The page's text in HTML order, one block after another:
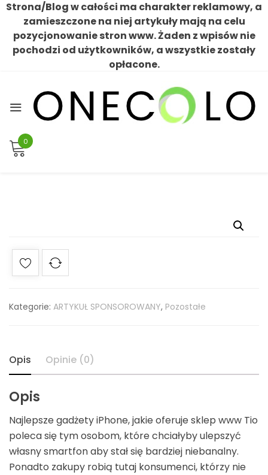
Strona/Blog w całości ma charakter reklamowy, a
zamieszczone na niej artykuły mają na celu
pozycjonowanie stron www. Żaden z wpisów nie
pochodzi od użytkowników, a wszystkie zostały
opłacone.
content
0
Kategorie: ARTYKUŁ SPONSOROWANY, Pozostałe
Opis Opinie (0)
Opis
Najlepsze gadżety iPhone, jakie oferuje sklep www Tio
poleca się tym osobom, które chciałyby ulepszyć
własny smartfon aby stał się bardziej niebanalny.
Ponadto zakupy robią tutaj konsumenci, którzy nie